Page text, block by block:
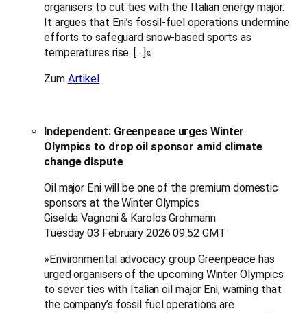
organisers to cut ties with the Italian energy major.
It argues that Eni’s fossil‑fuel operations undermine
efforts to safeguard snow‑based sports as
temperatures rise. […]«
Zum Artikel
Independent: Greenpeace urges Winter
Olympics to drop oil sponsor amid climate
change dispute
Oil major Eni will be one of the premium domestic
sponsors at the Winter Olympics
Giselda Vagnoni & Karolos Grohmann
Tuesday 03 February 2026 09:52 GMT
»Environmental advocacy group Greenpeace has
urged organisers of the upcoming Winter Olympics
to sever ties with Italian oil major Eni, warning that
the company’s fossil fuel operations are